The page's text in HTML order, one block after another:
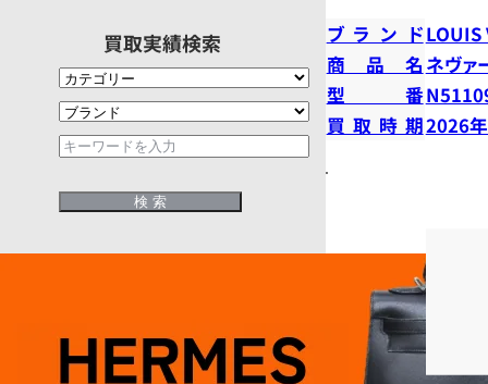
買取実績検索 ブランドLOUIS
商品名 ネヴァ
型番
買取時期2026